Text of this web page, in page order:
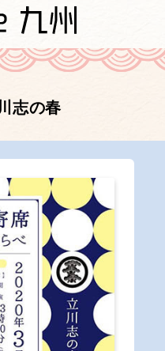
志の春